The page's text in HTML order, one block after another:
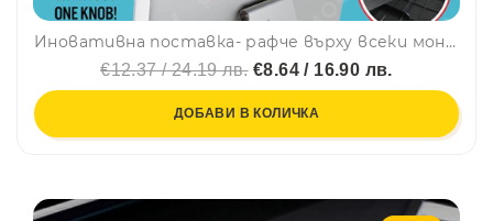
Иновативна поставка- рафче върху всеки монитор, TV SCREEN TOP SHELF, BFO3
€12.37 / 24.19 лв.€8.64 / 16.90 лв.
ДОБАВИ В КОЛИЧКА